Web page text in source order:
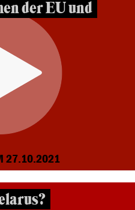
der EU und
27.10.2021